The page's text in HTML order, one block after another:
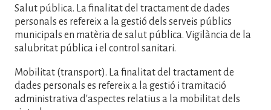
Salut pública. La finalitat del tractament de dades
personals es refereix a la gestió dels serveis públics
municipals en matèria de salut pública. Vigilància de la
salubritat pública i el control sanitari.
Mobilitat (transport). La finalitat del tractament de
dades personals es refereix a la gestió i tramitació
administrativa d'aspectes relatius a la mobilitat dels